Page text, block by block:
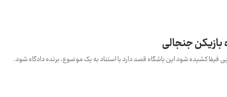
جنجالی
فیفا کشیده شود این باشگاه قصد دارد با استناد به یک موضوع، برنده دادگاه شود.